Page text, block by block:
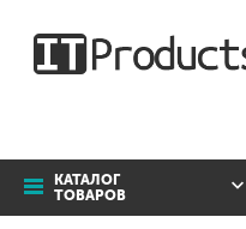
КАТАЛОГ
ТОВАРОВ